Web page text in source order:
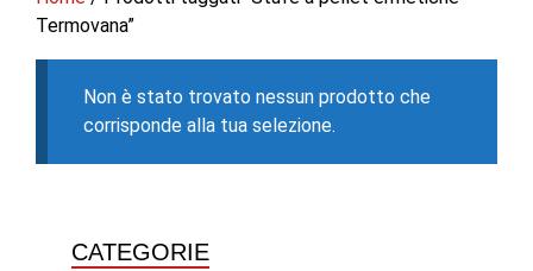
Termovana”
Non è stato trovato nessun prodotto che
corrisponde alla tua selezione.
CATEGORIE